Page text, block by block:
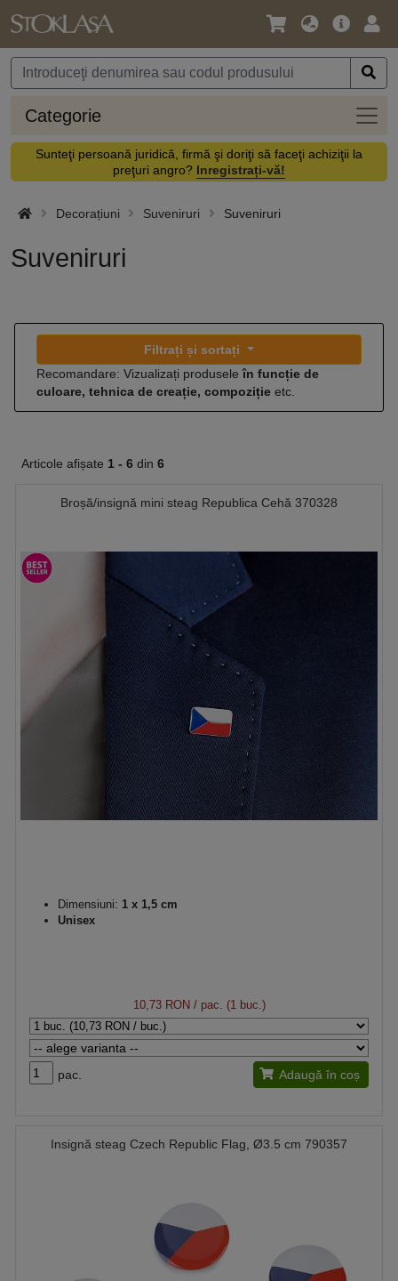
Limbă
Monedă
Meniul
Categorie
Sunteţi persoană juridică, firmă şi doriţi să faceţi achiziţii la
preţuri angro? Inregistrați-vă!
Decorațiuni Suveniruri Suveniruri
Suveniruri
Filtrați și sortați
Recomandare: Vizualizați produseleîn funcție de
culoare, tehnica de creație, compoziție etc.
Articole afișate 1 - 6 din 6
Broșă/insignă mini steag Republica Cehă 370328
Dimensiuni: 1 x 1,5 cm
Unisex
10,73 RON/ pac. (1 buc.)
pac. Adaugă în coș
Insignă steag Czech Republic Flag, Ø3.5 cm 790357